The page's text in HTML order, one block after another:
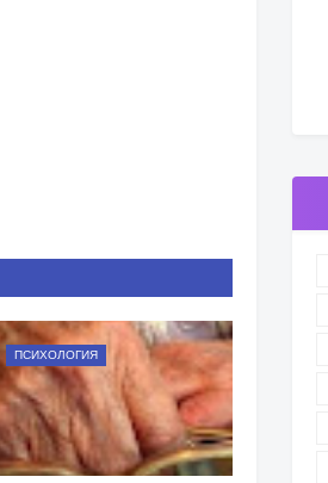
ПСИХОЛОГИЯ